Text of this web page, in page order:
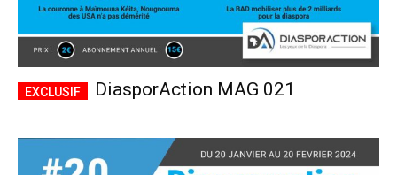
DiasporAction MAG 021